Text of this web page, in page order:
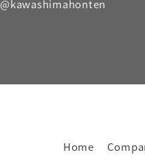
@kawashimahonten
Home